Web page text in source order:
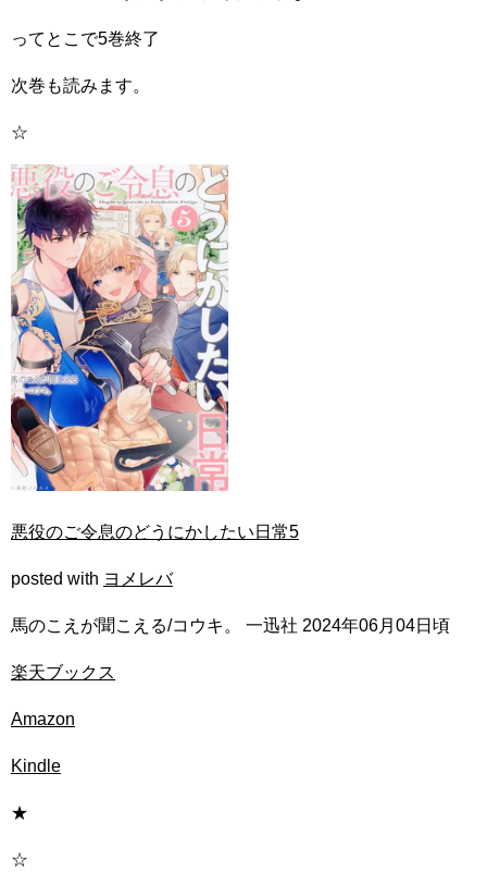
ってとこで5巻終了
次巻も読みます。
☆
悪役のご令息のどうにかしたい日常5
posted with ヨメレバ
馬のこえが聞こえる/コウキ。 一迅社 2024年06月04日頃
楽天ブックス
Amazon
Kindle
★
☆